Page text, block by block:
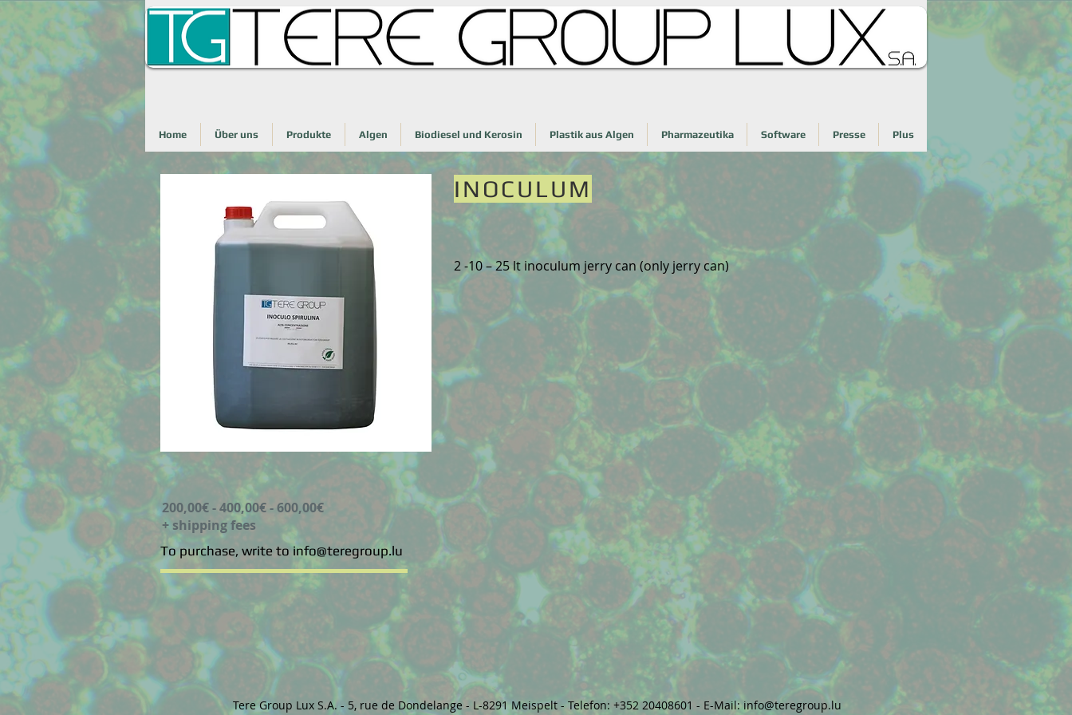
Home Über uns Produkte Algen Biodiesel und Kerosin Plastik aus Algen Pharmazeutika Software Presse Plus
INOCULUM
2 -10 – 25 lt inoculum jerry can (only jerry can)
To purchase, write to info@teregroup.lu
200,00€ - 400,00€ - 600,00€
+ shipping fees
Tere Group Lux S.A. - 5, rue de Dondelange - L-8291 Meispelt - Telefon: +352 20408601 - E-Mail: info@teregroup.lu